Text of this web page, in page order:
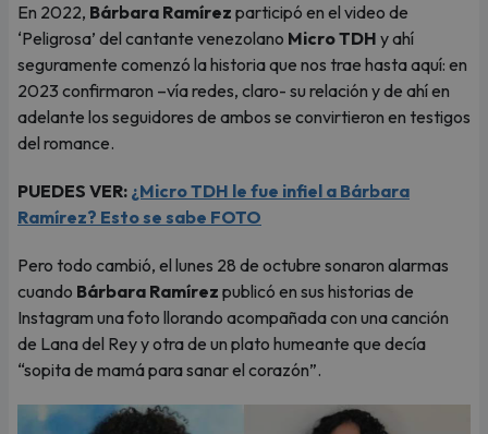
En 2022, Bárbara Ramírez participó en el video de
‘Peligrosa’ del cantante venezolano Micro TDH y ahí
seguramente comenzó la historia que nos trae hasta aquí: en
2023 confirmaron –vía redes, claro- su relación y de ahí en
adelante los seguidores de ambos se convirtieron en testigos
del romance.
PUEDES VER: ¿Micro TDH le fue infiel a Bárbara
Ramírez? Esto se sabe FOTO
Pero todo cambió, el lunes 28 de octubre sonaron alarmas
cuando Bárbara Ramírez publicó en sus historias de
Instagram una foto llorando acompañada con una canción
de Lana del Rey y otra de un plato humeante que decía
“sopita de mamá para sanar el corazón”.